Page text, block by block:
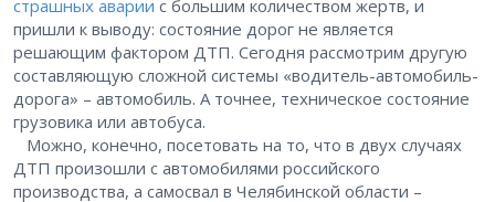
страшных аварии с большим количеством жертв, и
пришли к выводу: состояние дорог не является
решающим фактором ДТП. Сегодня рассмотрим другую
составляющую сложной системы «водитель-автомобиль-
дорога» – автомобиль. А точнее, техническое состояние
грузовика или автобуса.
Можно, конечно, посетовать на то, что в двух случаях
ДТП произошли с автомобилями российского
производства, а самосвал в Челябинской области –